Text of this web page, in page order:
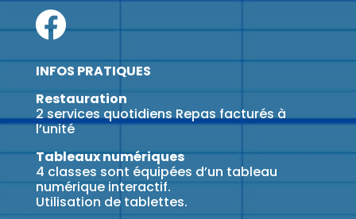
INFOS PRATIQUES
Restauration
2 services quotidiens Repas facturés à
l’unité
Tableaux numériques
4 classes sont équipées d’un tableau
numérique interactif.
Utilisation de tablettes.